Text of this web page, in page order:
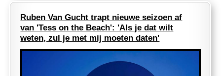
Ruben Van Gucht trapt nieuwe seizoen af
van 'Tess on the Beach': 'Als je dat wilt
weten, zul je met mij moeten daten'